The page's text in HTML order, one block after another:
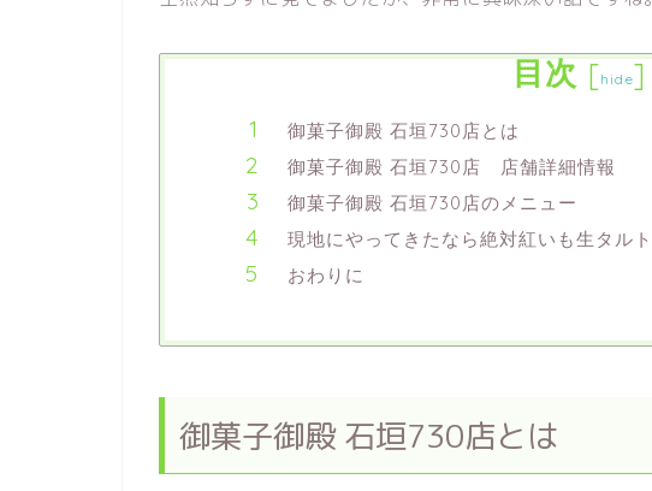
目次 [hide]
御菓子御殿 石垣730店とは
御菓子御殿 石垣730店 店舗詳細情報
御菓子御殿 石垣730店のメニュー
現地にやってきたなら絶対紅いも生タルト
おわりに
御菓子御殿 石垣730店とは